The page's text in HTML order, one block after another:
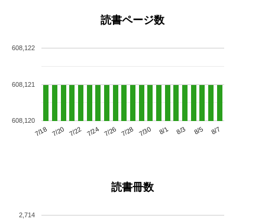
読書ページ数
7/18 7/20 7/22 7/24 7/26 7/28 7/30 8/1 8/3 8/5 8/7
608,120
608,121
608,122
読書冊数
2,714